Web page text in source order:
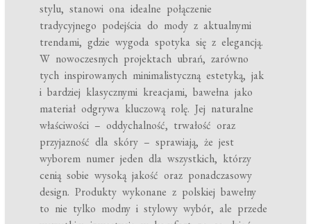
stylu, stanowi ona idealne połączenie
tradycyjnego podejścia do mody z aktualnymi
trendami, gdzie wygoda spotyka się z elegancją.
W nowoczesnych projektach ubrań, zarówno
tych inspirowanych minimalistyczną estetyką, jak
i bardziej klasycznymi kreacjami, bawełna jako
materiał odgrywa kluczową rolę. Jej naturalne
właściwości – oddychalność, trwałość oraz
przyjazność dla skóry – sprawiają, że jest
wyborem numer jeden dla wszystkich, którzy
cenią sobie wysoką jakość oraz ponadczasowy
design. Produkty wykonane z polskiej bawełny
to nie tylko modny i stylowy wybór, ale przede